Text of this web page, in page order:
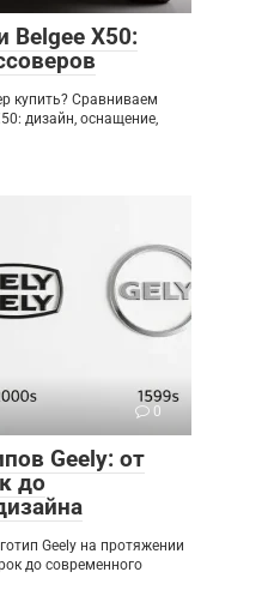
Belgee X50:
купить? Сравниваем
дизайн, оснащение,
0
Geely: от
до
Geely на протяжении
до современного